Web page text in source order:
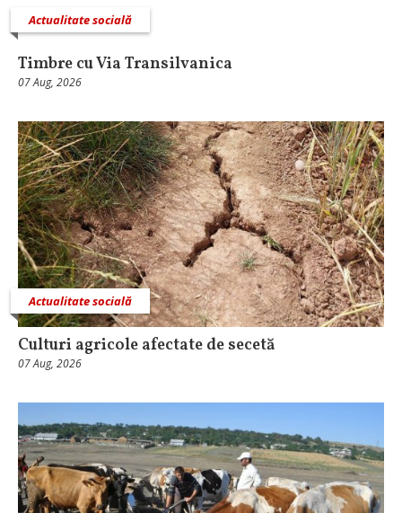
Actualitate socială
Timbre cu Via Transilvanica
07 Aug, 2026
Actualitate socială
Culturi agricole afectate de secetă
07 Aug, 2026